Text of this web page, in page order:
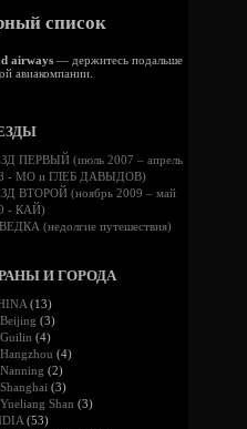
список
airways — держитесь подальше
авиакомпании.
ПЕРВЫЙ (июль 2007 – апрель
- МО и ГЛЕБ ДАВЫДОВ)
ВТОРОЙ (ноябрь 2009 – май
- КАЙ)
(недолгие путешествия)
И ГОРОДА
(13)
Beijing (3)
Guilin (4)
Hangzhou (4)
Nanning (2)
Shanghai (3)
Yueliang Shan (3)
(53)